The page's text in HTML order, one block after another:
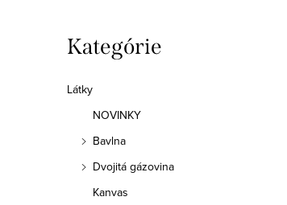
o
č
Preskočiť
kategórie
Kategórie
Látky
NOVINKY
Bavlna
Dvojitá gázovina
Kanvas